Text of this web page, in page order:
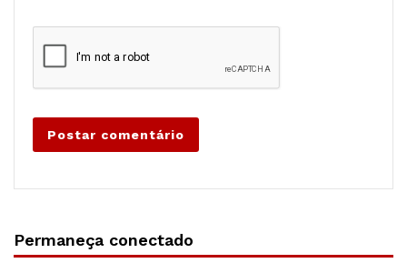
Permaneça conectado